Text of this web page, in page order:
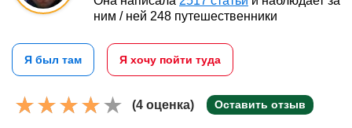
ним / ней 248 путешественники
Я был там Я хочу пойти туда
(4 оценка) Оставить отзыв